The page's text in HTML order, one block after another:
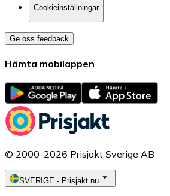
Cookieinställningar
Ge oss feedback
Hämta mobilappen
© 2000-2026 Prisjakt Sverige AB
SVERIGE - Prisjakt.nu